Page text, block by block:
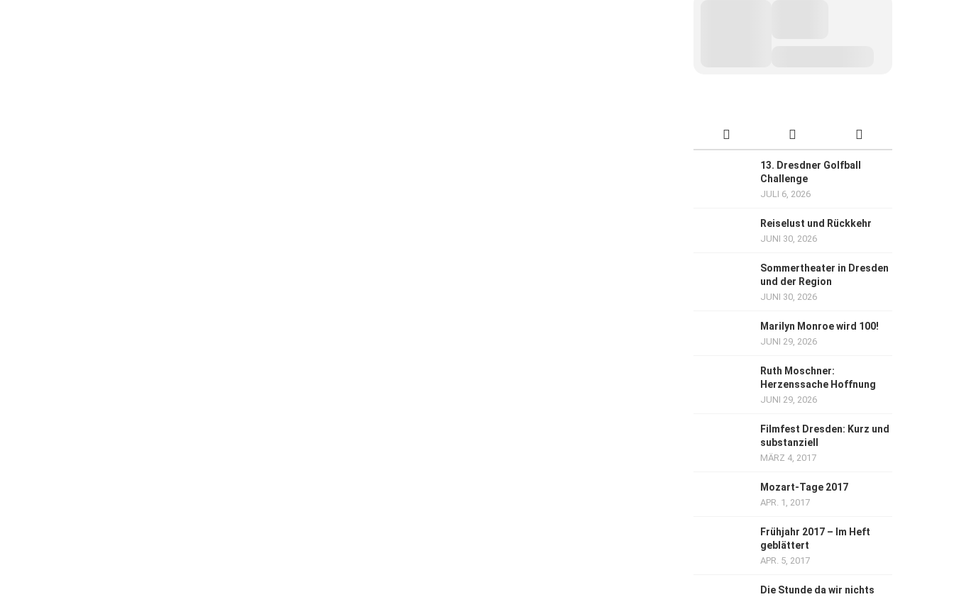
13. Dresdner Golfball
Challenge
JULI 6, 2026
Reiselust und Rückkehr
JUNI 30, 2026
Sommertheater in Dresden
und der Region
JUNI 30, 2026
Marilyn Monroe wird 100!
JUNI 29, 2026
Ruth Moschner:
Herzenssache Hoffnung
JUNI 29, 2026
Filmfest Dresden: Kurz und
substanziell
MÄRZ 4, 2017
Mozart-Tage 2017
APR. 1, 2017
Frühjahr 2017 – Im Heft
geblättert
APR. 5, 2017
Die Stunde da wir nichts